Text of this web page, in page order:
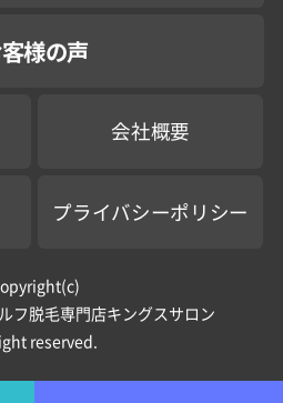
様の声
会社概要
プライバシーポリシー
フ脱毛専門店キングスサロン
reserved.